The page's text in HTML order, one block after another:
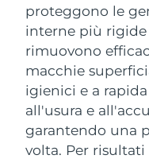
proteggono le
interne più
rimuovono
macchie
igienici e a
all'usura e
garantendo una
volta. Per